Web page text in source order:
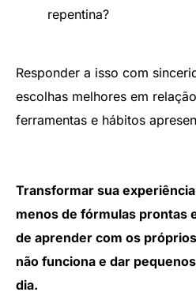
repentina?
Responder a isso com
escolhas melhores em
ferramentas e hábitos
Transformar sua
menos de fórmulas prontas
de aprender com os
não funciona e dar
dia.